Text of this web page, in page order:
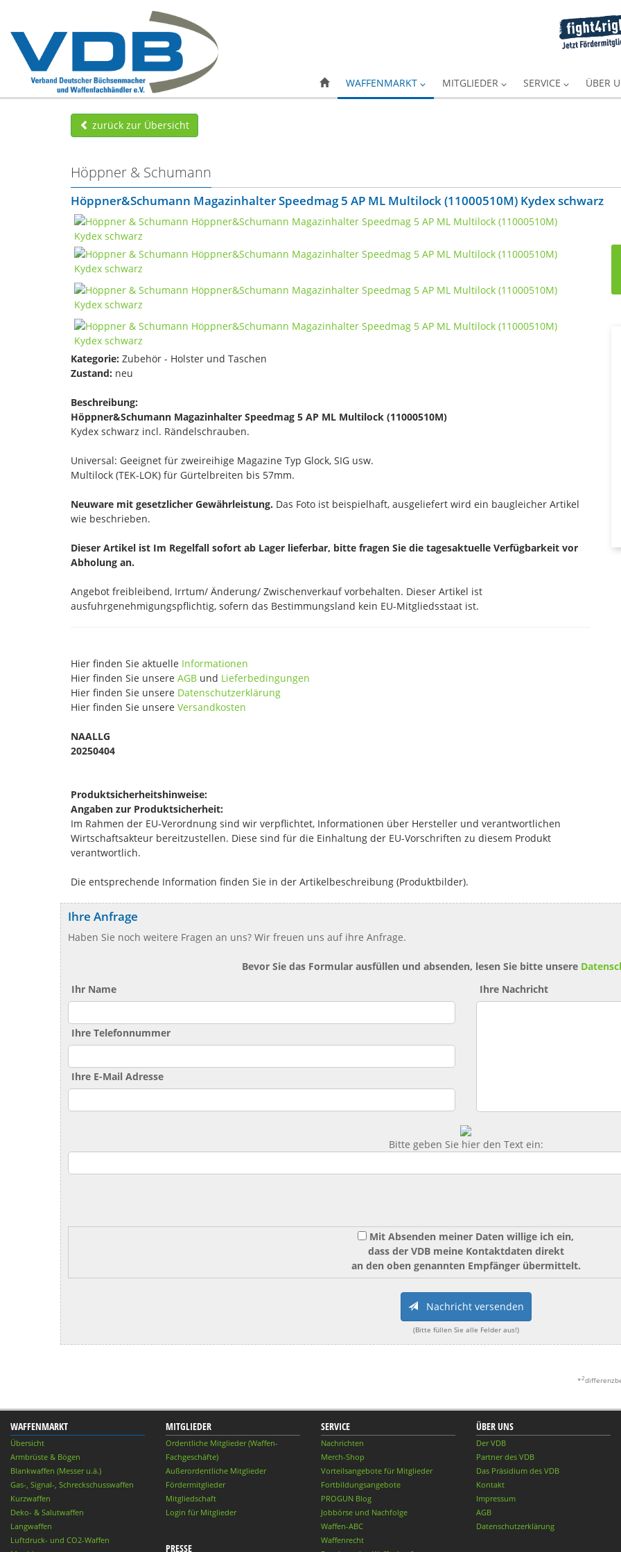
WAFFENMARKT MITGLIEDER SERVICE ÜBER
zurück zur Übersicht
Höppner & Schumann
Höppner&Schumann Magazinhalter Speedmag 5 AP ML Multilock (11000510M) Kydex schwarz
Kategorie: Zubehör - Holster und Taschen
Zustand: neu
Beschreibung:
Höppner&Schumann Magazinhalter Speedmag 5 AP ML Multilock (11000510M)
Kydex schwarz incl. Rändelschrauben.
Universal: Geeignet für zweireihige Magazine Typ Glock, SIG usw.
Multilock (TEK-LOK) für Gürtelbreiten bis 57mm.
Neuware mit gesetzlicher Gewährleistung. Das Foto ist beispielhaft, ausgeliefert wird ein baugleicher Artikel
wie beschrieben.
Dieser Artikel ist Im Regelfall sofort ab Lager lieferbar, bitte fragen Sie die tagesaktuelle Verfügbarkeit vor
Abholung an.
Angebot freibleibend, Irrtum/ Änderung/ Zwischenverkauf vorbehalten. Dieser Artikel ist
ausfuhrgenehmigungspflichtig, sofern das Bestimmungsland kein EU-Mitgliedsstaat ist.
Hier finden Sie aktuelle Informationen
Hier finden Sie unsere AGB und Lieferbedingungen
Hier finden Sie unsere Datenschutzerklärung
Hier finden Sie unsere Versandkosten
NAALLG
20250404
Produktsicherheitshinweise:
Angaben zur Produktsicherheit:
Im Rahmen der EU-Verordnung sind wir verpflichtet, Informationen über Hersteller und verantwortlichen
Wirtschaftsakteur bereitzustellen. Diese sind für die Einhaltung der EU-Vorschriften zu diesem Produkt
verantwortlich.
Die entsprechende Information finden Sie in der Artikelbeschreibung (Produktbilder).
Ihre Anfrage
Haben Sie noch weitere Fragen an uns? Wir freuen uns auf ihre Anfrage.
Bevor Sie das Formular ausfüllen und absenden, lesen Sie bitte unsere
Ihr Name
Ihre Telefonnummer
Ihre E-Mail Adresse
Ihre Nachricht
Bitte geben Sie hier den Text ein:
Mit Absenden meiner Daten willige ich ein,
dass der VDB meine Kontaktdaten direkt
an den oben genannten Empfänger übermittelt.
Nachricht versenden
(Bitte füllen Sie alle Felder aus!)
*2
WAFFENMARKT
Übersicht
Armbrüste & Bögen
Blankwaffen (Messer u.ä.)
Gas-, Signal-, Schreckschusswaffen
Kurzwaffen
Deko- & Salutwaffen
Langwaffen
Luftdruck- und CO2-Waffen
MITGLIEDER
Ordentliche Mitglieder (Waffen-
Fachgeschäfte)
Außerordentliche Mitglieder
Fördermitglieder
Mitgliedschaft
Login für Mitglieder
PRESSE
SERVICE
Nachrichten
Merch-Shop
Vorteilsangebote für Mitglieder
Fortbildungsangebote
PROGUN Blog
Jobbörse und Nachfolge
Waffen-ABC
Waffenrecht
ÜBER UNS
Der VDB
Partner des VDB
Das Präsidium des VDB
Kontakt
Impressum
AGB
Datenschutzerklärung